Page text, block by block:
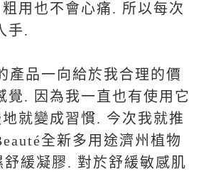
用也不會心痛. 所以每次
手.
產品一向給於我合理的價
覺. 因為我一直也有使用它
就變成習慣. 今次我就推
全新多用途濟州植物
緩凝膠. 對於舒緩敏感肌